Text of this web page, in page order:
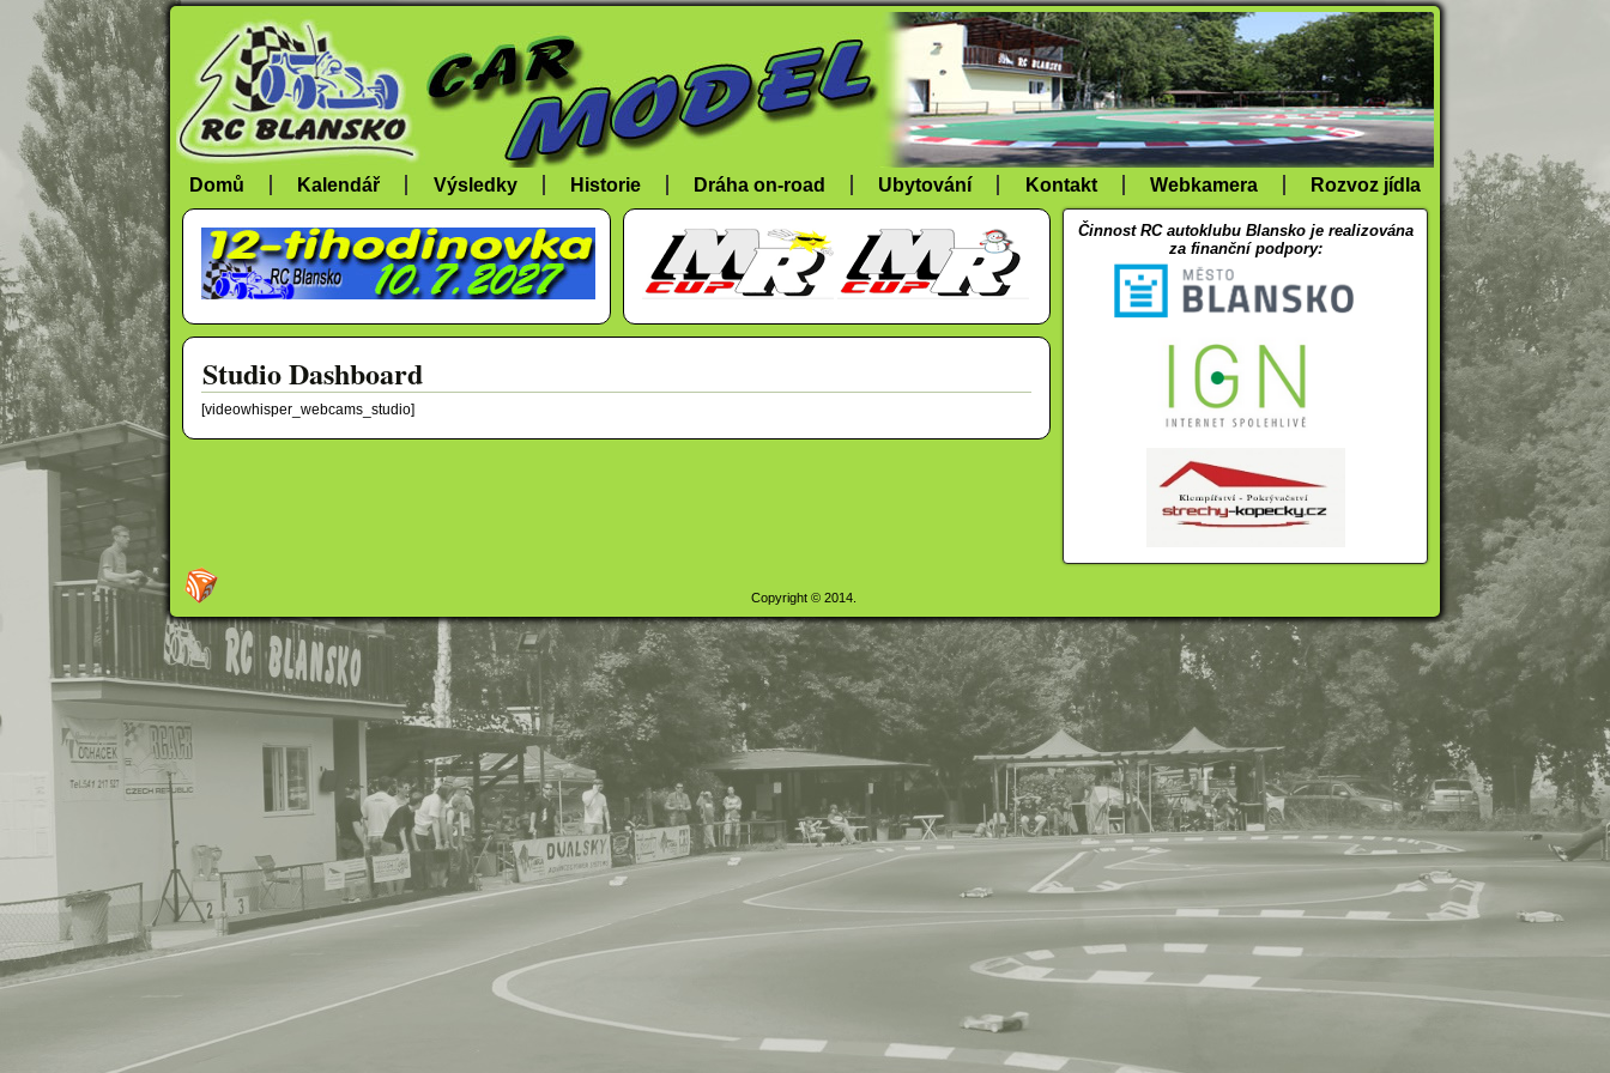
Domů Kalendář Výsledky Historie Dráha on-road Ubytování Kontakt Webkamera Rozvoz jídla
Studio Dashboard
[videowhisper_webcams_studio]
Činnost RC autoklubu Blansko je realizována
za finanční podpory:
Copyright © 2014.